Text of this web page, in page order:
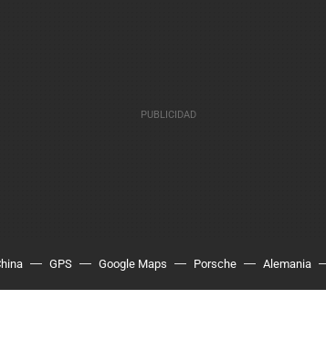
GPS Google Maps Porsche Alemania